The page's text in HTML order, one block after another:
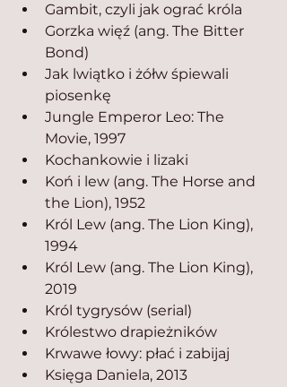
Gambit, czyli jak ograć króla
Gorzka więź (ang. The Bitter
Bond)
Jak lwiątko i żółw śpiewali
piosenkę
Jungle Emperor Leo: The
Movie, 1997
Kochankowie i lizaki
Koń i lew (ang. The Horse and
the Lion), 1952
Król Lew (ang. The Lion King),
1994
Król Lew (ang. The Lion King),
2019
Król tygrysów (serial)
Królestwo drapieżników
Krwawe łowy: płać i zabijaj
Księga Daniela, 2013